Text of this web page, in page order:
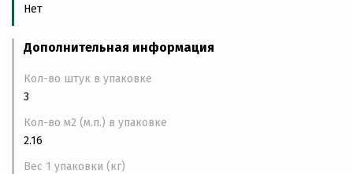
Нет
Дополнительная информация
Кол-во штук в упаковке
3
Кол-во м2 (м.п.) в упаковке
2.16
Вес 1 упаковки (кг)